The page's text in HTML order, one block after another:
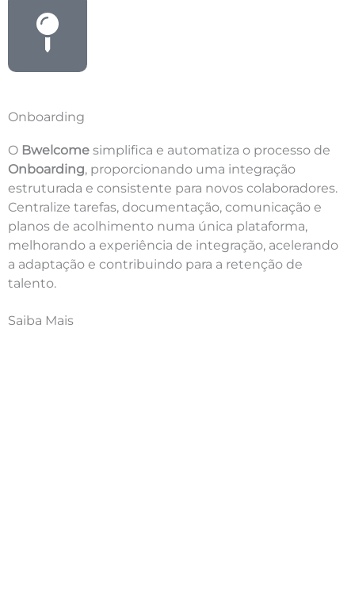
Onboarding
O Bwelcome simplifica e automatiza o processo de
Onboarding, proporcionando uma integração
estruturada e consistente para novos colaboradores.
Centralize tarefas, documentação, comunicação e
planos de acolhimento numa única plataforma,
melhorando a experiência de integração, acelerando
a adaptação e contribuindo para a retenção de
talento.
Saiba Mais